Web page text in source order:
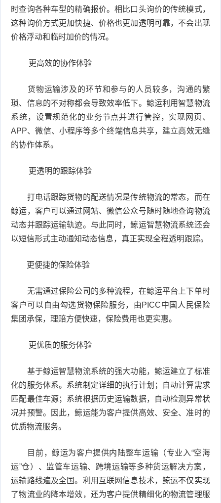
时查询各种车型的精确报价。相比口头询价的传统模式，
这种询价方式更加快捷、价格也更加透明可靠，不会出现
价格浮动和临时加价的情况。
更高效的协作体验
货物运输涉及的环节和参与的人员较多，沟通的繁
琐、信息的不对称都会导致效率低下。鲸运利用智慧物流
系统，设置规范化的业务节点并进行管控，实现网页、
APP、微信、小程序等多个终端信息共享，建立高效无缝
的协作体系。
更透明的跟踪体验
打电话跟踪货物的配送情况是传统物流的常态，而在
鲸运，客户可以通过网站、微信公众号随时随地查询物流
动态并跟踪运输轨迹。与此同时，鲸运智慧物流系统还会
以短信形式主动通知动态信息，真正实现全程透明跟踪。
更便捷的保险体验
无需通过保险公司的多种流程，在鲸运平台上下单时
客户可以自由勾选货物保险服务，由PICC中国人民保险
集团承保，理赔方便快速，保险费用也更实惠。
更优质的服务体验
基于鲸运智慧物流系统的强大功能，鲸运建立了标准
化的服务体系。系统制定详细的执行计划；自动计算需求
匹配最佳车源；系统根据历史运输数据，自动检测异常状
况并预警。因此，鲸运能为客户提供高效、安全、准时的
优质物流服务。
目前，鲸运为客户提供内陆整车运输（专业入“空海
运”仓）、监管车运输、跨境运输等多种货运解决方案，
运输路线遍及全国。利用互联网信息技术，鲸运不仅实现
了物流业的降本增效，还为客户提供精细化的物流管理服